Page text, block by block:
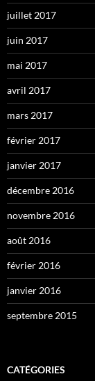
juillet 2017
juin 2017
mai 2017
avril 2017
mars 2017
février 2017
janvier 2017
décembre 2016
novembre 2016
août 2016
février 2016
janvier 2016
septembre 2015
CATÉGORIES